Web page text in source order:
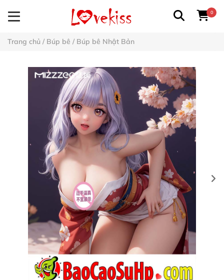
0
Trang chủ / Búp bê / Búp bê Nhật Bản